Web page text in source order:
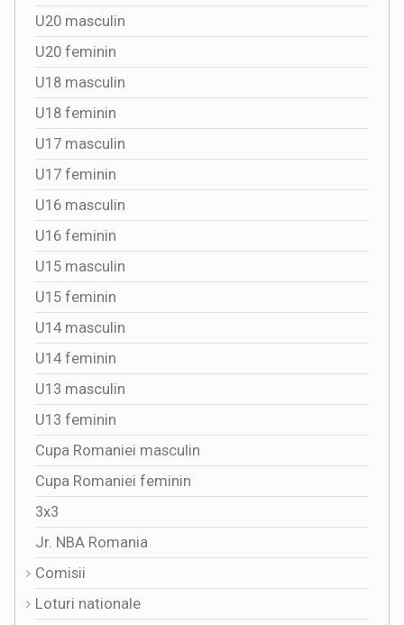
U20 masculin
U20 feminin
U18 masculin
U18 feminin
U17 masculin
U17 feminin
U16 masculin
U16 feminin
U15 masculin
U15 feminin
U14 masculin
U14 feminin
U13 masculin
U13 feminin
Cupa Romaniei masculin
Cupa Romaniei feminin
3x3
Jr. NBA Romania
Comisii
Loturi nationale